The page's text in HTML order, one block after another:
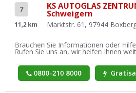
7
11,2 km
KS AUTOGLAS
Schweigern
Marktstr. 61, 97944
Brauchen Sie Informationen oder
Rufen Sie uns an, wir helfen Ihnen
0800-210 8000